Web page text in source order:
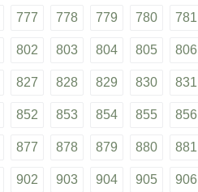
777 778 779 780 781
802 803 804 805 806
827 828 829 830 831
852 853 854 855 856
877 878 879 880 881
902 903 904 905 906